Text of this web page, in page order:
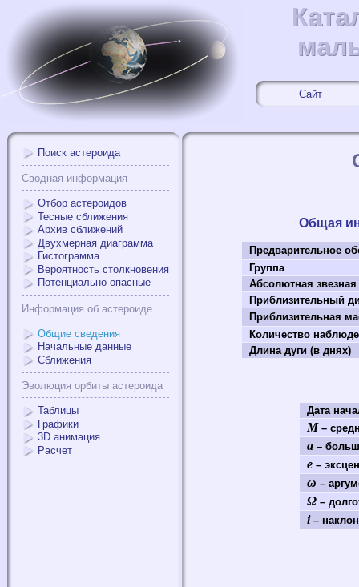
Сайт
Поиск астероида
Сводная информация
Отбор астероидов
Тесные сближения
Архив сближений
Двухмерная диаграмма
Гистограмма
Вероятность столкновения
Потенциально опасные
Информация об астероиде
Общие сведения
Начальные данные
Сближения
Эволюция орбиты астероида
Таблицы
Графики
3D анимация
Расчет
Общая
Предварительное
Группа
Абсолютная
Приблизительный
Приблизительная
Количество
Длина дуги (в днях)
Дата
M –
a–
e–
ω –
Ω–
i– наклон